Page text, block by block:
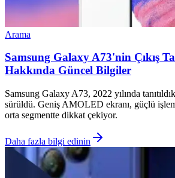
Arama
Samsung Galaxy A73'nin Çıkış
Hakkında Güncel Bilgiler
Samsung Galaxy A73, 2022 yılında
sürüldü. Geniş AMOLED ekranı, güçlü
orta segmentte dikkat çekiyor.
Daha fazla bilgi edinin